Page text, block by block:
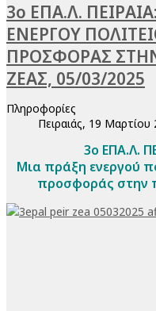
3ο ΕΠΑ.Λ.
ΕΝΕΡΓΟY
ΠΡΟΣΦΟΡAΣ
ΖEΑΣ, 05/03/2025
Πληροφορίες
Πειραιάς, 19 Μαρτίου
3ο ΕΠΑ.Λ.
Μια πράξη ενεργού
προσφοράς στην